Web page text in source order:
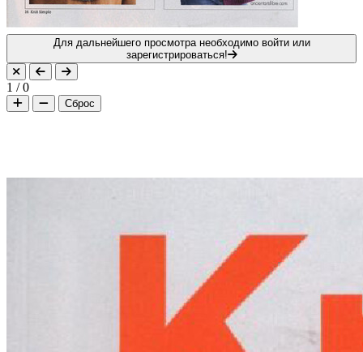
Для дальнейшего просмотра необходимо войти или
зарегистрироваться!
1 /0
Сброс